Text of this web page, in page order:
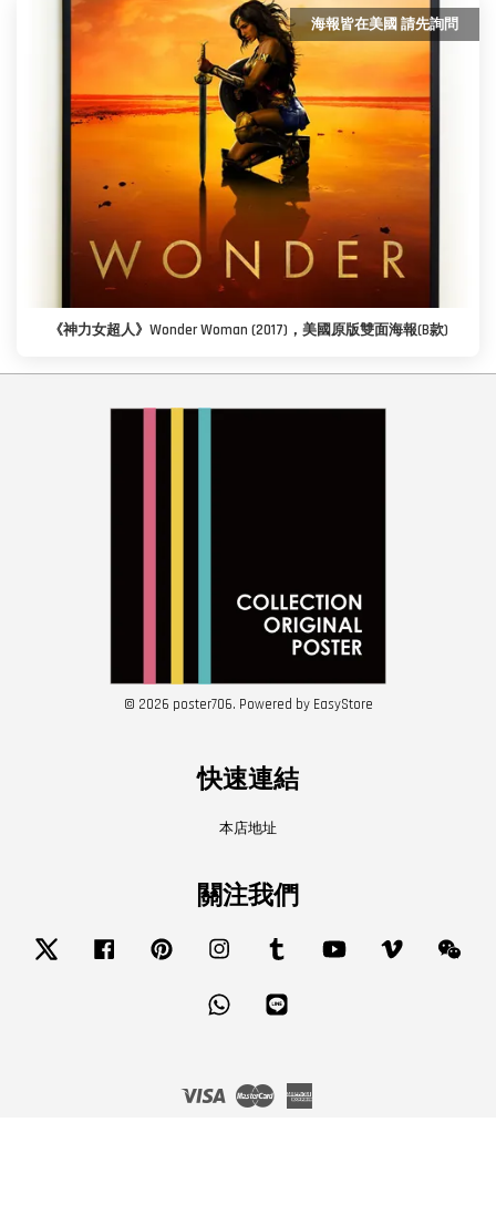
海報皆在美國 請先詢問
《神力女超人》Wonder Woman (2017)，美國原版雙面海報(B款)
© 2026 poster706. Powered by EasyStore
快速連結
本店地址
關注我們
Twitter Facebook Pinterest Instagram Tumblr YouTube Vimeo
Whatsapp
Visa Master